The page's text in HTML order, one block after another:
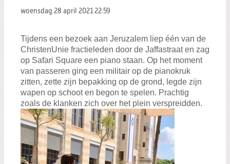
woensdag 28 april 202122:59
Tijdens een bezoek aan Jeruzalem liep één van de
ChristenUnie fractieleden door de Jaffastraat en zag
op Safari Square een piano staan. Op het moment
van passeren ging een militair op de pianokruk
zitten, zette zijn bepakking op de grond, legde zijn
wapen op schoot en begon te spelen. Prachtig
zoals de klanken zich over het plein verspreidden.